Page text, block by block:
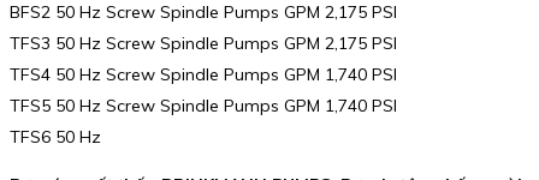
BFS2 50 Hz Screw Spindle Pumps GPM 2,175 PSI
TFS3 50 Hz Screw Spindle Pumps GPM 2,175 PSI
TFS4 50 Hz Screw Spindle Pumps GPM 1,740 PSI
TFS5 50 Hz Screw Spindle Pumps GPM 1,740 PSI
TFS6 50 Hz